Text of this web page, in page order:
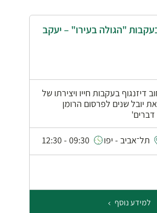
"הגולה בעירו" – יעקב
דיזנגוף בעקבות חייו ויצירתו של
יובל שנים לפרסום הרומן
דברים'
תל־אביב - יפו 09:30 - 12:30
למידע נוסף